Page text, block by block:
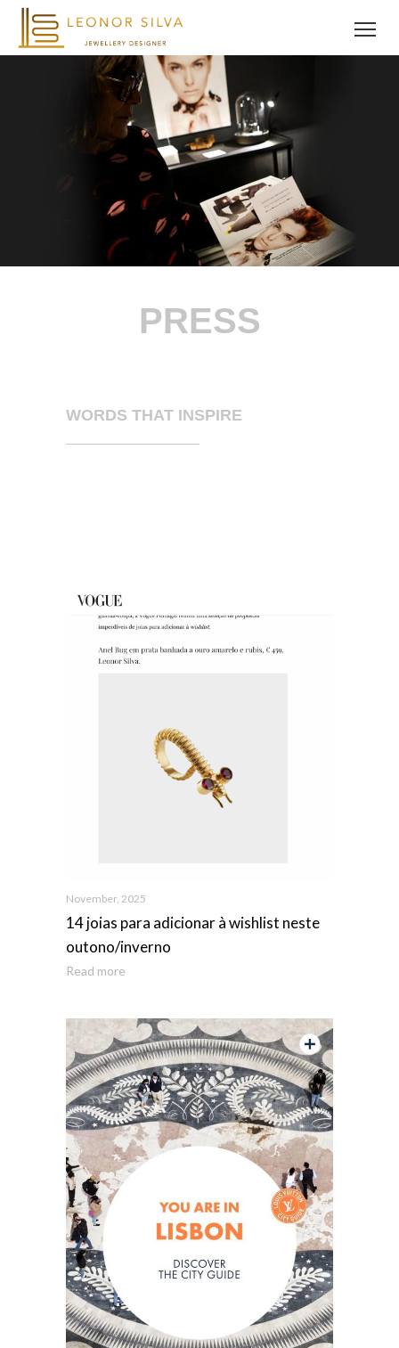
PRESS
WORDS THAT INSPIRE
November, 2025
14 joias para adicionar à wishlist neste
outono/inverno
Read more